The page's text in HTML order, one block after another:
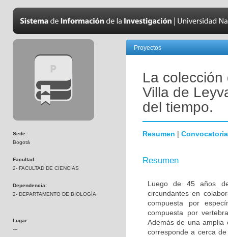
Sede:
Bogotá
Facultad:
2- FACULTAD DE CIENCIAS
Dependencia:
2- DEPARTAMENTO DE BIOLOGÍA
Lugar:
---
Proyectos
La
Villa de
del tiempo.
Resumen | Convocatoria
Resumen
Luego de 45 años
circundantes en
compuesta por
compuesta por
Además de una amplia
corresponde a cerca